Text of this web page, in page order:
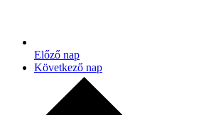
Előző nap
Következő nap